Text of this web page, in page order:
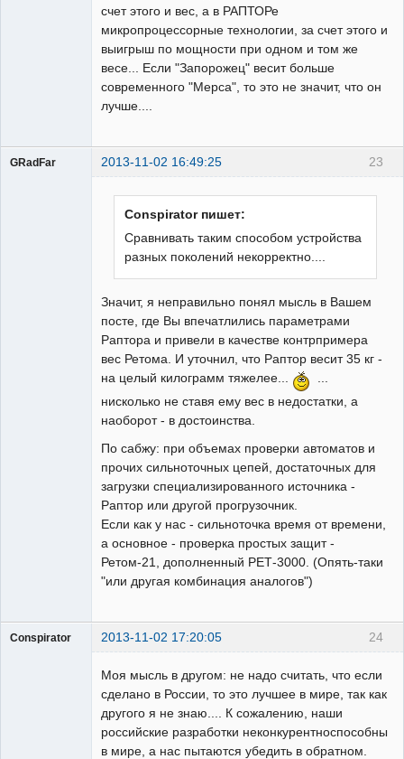
счет этого и вес, а в РАПТОРе
микропроцессорные технологии, за счет этого и
выигрыш по мощности при одном и том же
весе... Если "Запорожец" весит больше
современного "Мерса", то это не значит, что он
лучше....
23
GRadFar 2013-11-02 16:49:25
Conspirator пишет:
Сравнивать таким способом устройства
разных поколений некорректно....
Значит, я неправильно понял мысль в Вашем
посте, где Вы впечатлились параметрами
Раптора и привели в качестве контрпримера
вес Ретома. И уточнил, что Раптор весит 35 кг -
на целый килограмм тяжелее...
...
нисколько не ставя ему вес в недостатки, а
наоборот - в достоинства.
По сабжу: при объемах проверки автоматов и
прочих сильноточных цепей, достаточных для
загрузки специализированного источника -
Раптор или другой прогрузочник.
Если как у нас - сильноточка время от времени,
а основное - проверка простых защит -
Ретом-21, дополненный РЕТ-3000. (Опять-таки
"или другая комбинация аналогов")
24
Conspirator 2013-11-02 17:20:05
Моя мысль в другом: не надо считать, что если
сделано в России, то это лучшее в мире, так как
другого я не знаю.... К сожалению, наши
российские разработки неконкурентноспособны
в мире, а нас пытаются убедить в обратном.